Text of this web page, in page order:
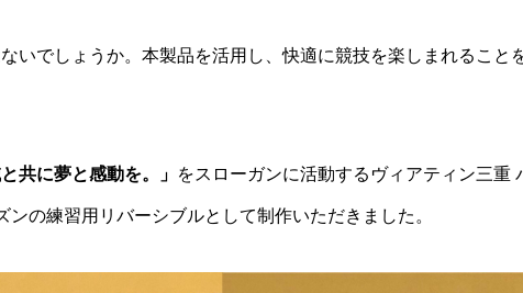
いでしょうか。本製品を活用し、快適に競技を楽しまれること
共に夢と感動を。」 をスローガンに活動するヴィアティン三重
ンの練習用リバーシブルとして制作いただきました。